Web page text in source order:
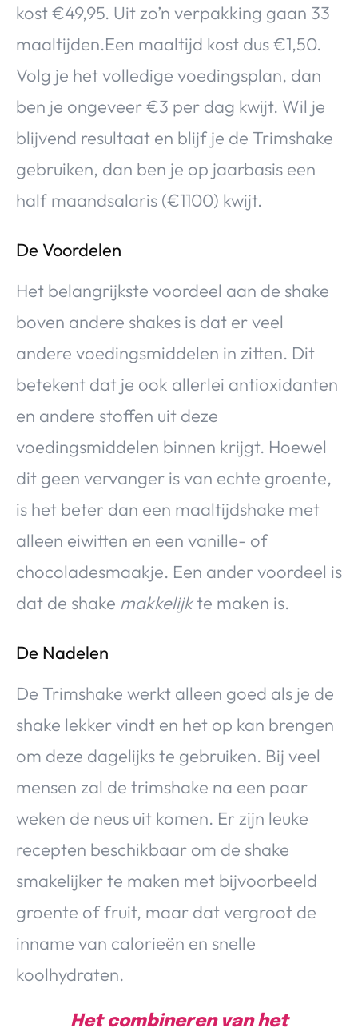
kost €49,95. Uit zo’n verpakking gaan 33
maaltijden.Een maaltijd kost dus €1,50.
Volg je het volledige voedingsplan, dan
ben je ongeveer €3 per dag kwijt. Wil je
blijvend resultaat en blijf je de Trimshake
gebruiken, dan ben je op jaarbasis een
half maandsalaris (€1100) kwijt.
De Voordelen
Het belangrijkste voordeel aan de shake
boven andere shakes is dat er veel
andere voedingsmiddelen in zitten. Dit
betekent dat je ook allerlei antioxidanten
en andere stoffen uit deze
voedingsmiddelen binnen krijgt. Hoewel
dit geen vervanger is van echte groente,
is het beter dan een maaltijdshake met
alleen eiwitten en een vanille- of
chocoladesmaakje. Een ander voordeel is
dat de shake makkelijkte maken is.
De Nadelen
De Trimshake werkt alleen goed als je de
shake lekker vindt en het op kan brengen
om deze dagelijks te gebruiken. Bij veel
mensen zal de trimshake na een paar
weken de neus uit komen. Er zijn leuke
recepten beschikbaar om de shake
smakelijker te maken met bijvoorbeeld
groente of fruit, maar dat vergroot de
inname van calorieën en snelle
koolhydraten.
Het combineren van het